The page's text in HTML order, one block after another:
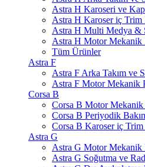
Astra H Karoseri ve
Astra H Karoser iç Trim
Astra H Multi Medya &
Astra H Motor Mekanik
Tüm Ürünler
Astra F
Astra F Arka Takım ve
Astra F Motor Mekanik
Corsa B
Corsa B Motor Mekanik
Corsa B Periyodik
Corsa B Karoser iç
Astra G
Astra G Motor Mekanik
Astra G Soğutma ve